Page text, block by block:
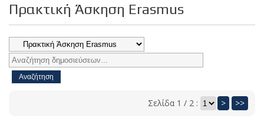
Πρακτική Άσκηση Erasmus
Σελίδα 1 / 2 : > >>